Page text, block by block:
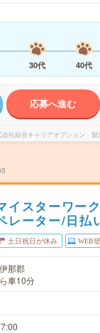
30代 40代
応募へ進む
会社綜合キャリアオプション 製
イスターワー
レーター/日払
土日祝日が休み WEB
那郡
車10分